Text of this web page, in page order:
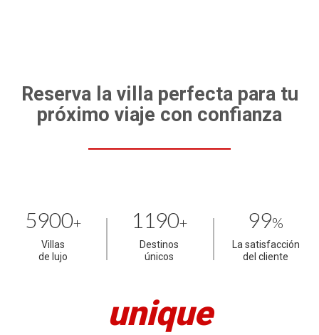
Reserva la villa perfecta para tu
próximo viaje con confianza
5900+
Villas
de lujo
1190+
Destinos
únicos
99%
La satisfacción
del cliente
unique